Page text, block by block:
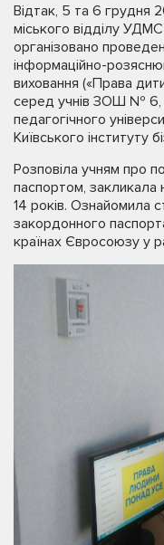
Відтак, 5 та 6 грудня
міського відділу УДМС
організовано
інформаційно-
виховання («Права
серед учнів ЗОШ № 6,
педагогічного
Київського інституту
Розповіла учням про
паспортом, закликала
14 років. Ознайомила
закордонного
країнах Євросоюзу у